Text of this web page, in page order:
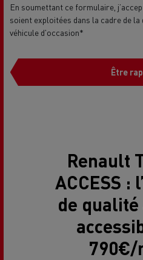
En soumettant ce formulaire,
soient exploitées dans la cadre de la
véhicule d'occasion*
Être
Renault
ACCESS :
de
790€/